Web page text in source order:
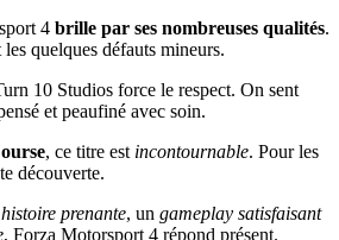
4 brille par ses nombreuses qualités.
quelques défauts mineurs.
10 Studios force le respect. On sent
et peaufiné avec soin.
, ce titre est incontournable. Pour les
découverte.
histoire prenante, un gameplay satisfaisant
, Forza Motorsport 4 répond présent.